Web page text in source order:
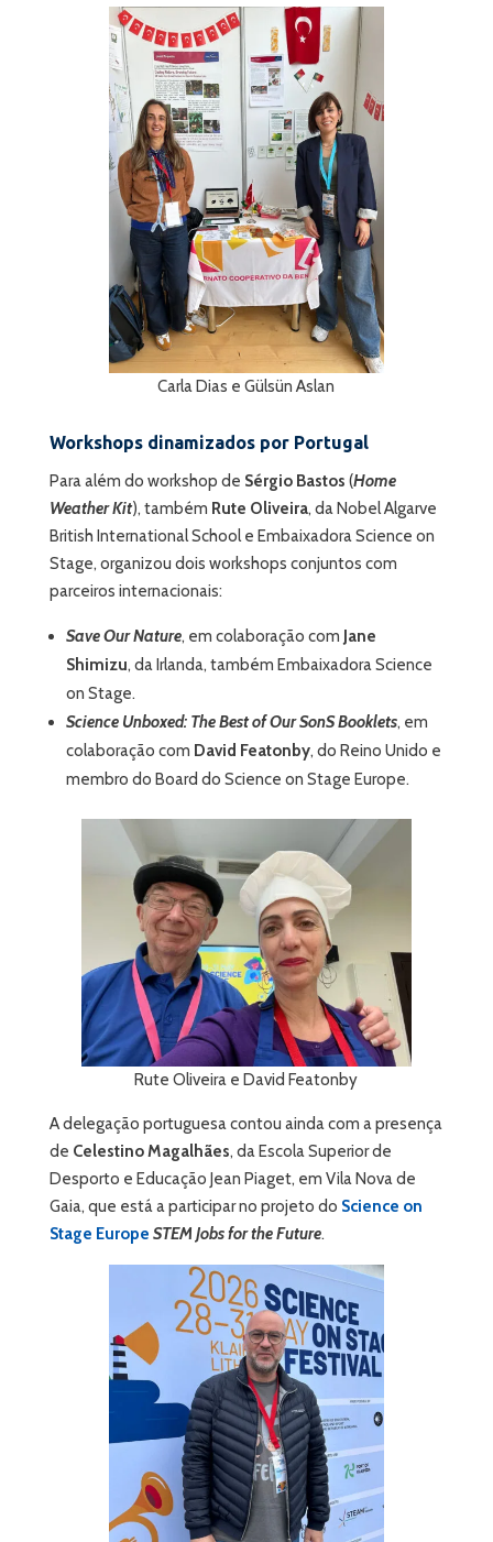
Carla Dias e Gülsün Aslan
Workshops dinamizados por Portugal
Para além do workshop de Sérgio Bastos (Home
Weather Kit), também Rute Oliveira, da Nobel Algarve
British International School e Embaixadora Science on
Stage, organizou dois workshops conjuntos com
parceiros internacionais:
Save Our Nature, em colaboração com Jane
Shimizu, da Irlanda, também Embaixadora Science
on Stage.
Science Unboxed: The Best of Our SonS Booklets, em
colaboração com David Featonby, do Reino Unido e
membro do Board do Science on Stage Europe.
Rute Oliveira e David Featonby
A delegação portuguesa contou ainda com a presença
de Celestino Magalhães, da Escola Superior de
Desporto e Educação Jean Piaget, em Vila Nova de
Gaia, que está a participar no projeto do Science on
Stage Europe STEM Jobs for the Future.